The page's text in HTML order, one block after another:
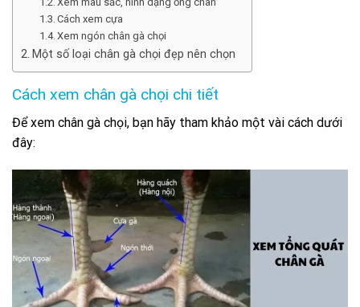
Cách xem cựa
Xem ngón chân gà chọi
Một số loại chân gà chọi đẹp nên chọn
Cách xem chân gà chọi chi tiết
Để xem chân gà chọi, bạn hãy tham khảo một vài cách dưới
đây: